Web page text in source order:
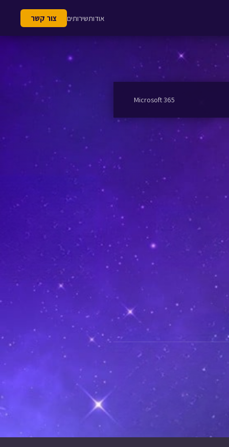
אודותשירותים צור קשר
Microsoft 365